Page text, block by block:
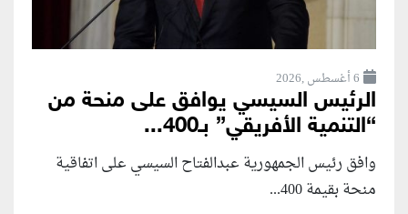
6 أغسطس ,2026
الرئيس السيسي يوافق على منحة من
“التنمية الأفريقي” بـ400...
وافق رئيس الجمهورية عبدالفتاح السيسي على اتفاقية
منحة بقيمة 400...